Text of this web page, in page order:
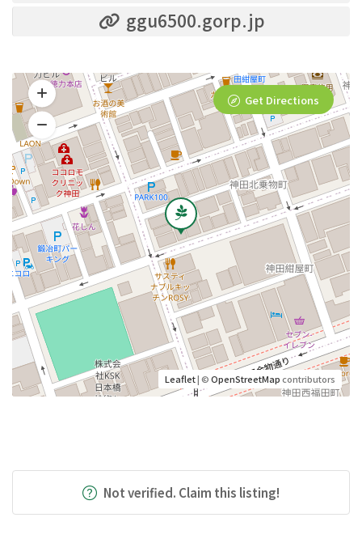
ggu6500.gorp.jp
Leaflet| ©OpenStreetMapcontributors
Get Directions
Not verified. Claim this listing!